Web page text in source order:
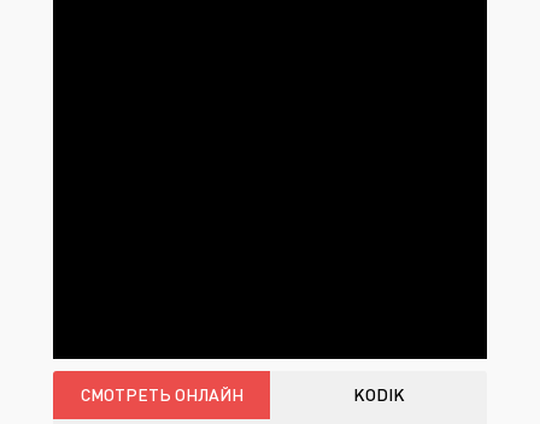
СМОТРЕТЬ ОНЛАЙН KODIK